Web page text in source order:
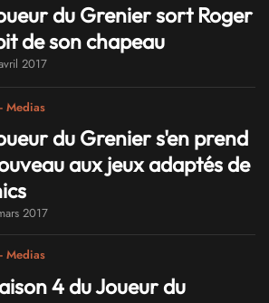
du Grenier sort Roger
de son chapeau
2017
Medias
du Grenier s'en prend
aux jeux adaptés de
2017
Medias
4 du Joueur du